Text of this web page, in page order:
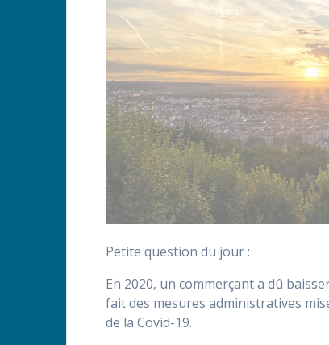
Petite question du jour :
En 2020, un commerçant a dû
fait des mesures administratives
de la Covid-19.